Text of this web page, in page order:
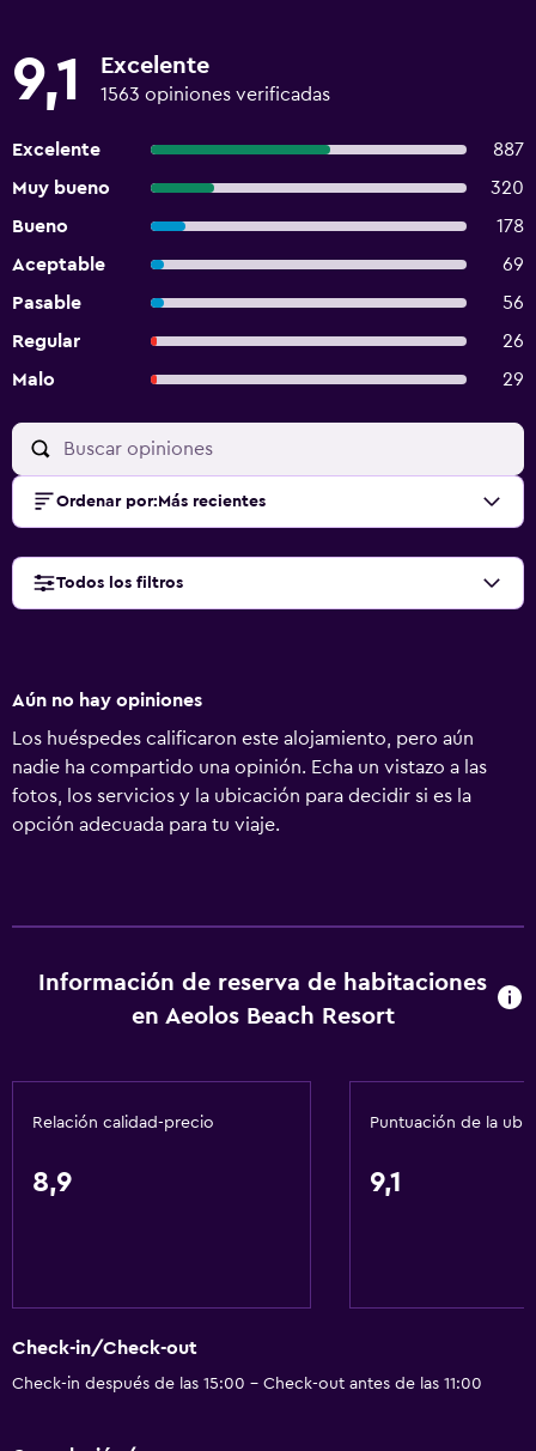
9,1 Excelente
1563 opiniones verificadas
Excelente
887
Muy bueno
320
Bueno
178
Aceptable
69
Pasable
56
Regular
26
Malo
29
Ordenar por: Más recientes
Todos los filtros
Aún no hay opiniones
Los huéspedes calificaron este alojamiento, pero aún
nadie ha compartido una opinión. Echa un vistazo a las
fotos, los servicios y la ubicación para decidir si es la
opción adecuada para tu viaje.
Información de reserva de habitaciones
en Aeolos Beach Resort
Relación calidad-precio
8,9
Puntuación de la
9,1
Check-in/Check-out
Check-in después de las 15:00 - Check-out antes de las 11:00